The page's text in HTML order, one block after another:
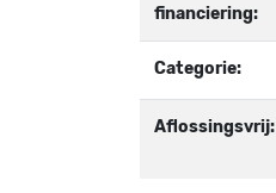
financiering:
Categorie:
Aflossingsvrij: